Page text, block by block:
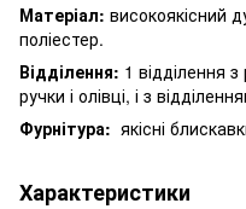
Матеріал: високоякісний
поліестер.
Відділення: 1 відділення
ручки і олівці, і з
Фурнітура: якісні
Характеристики